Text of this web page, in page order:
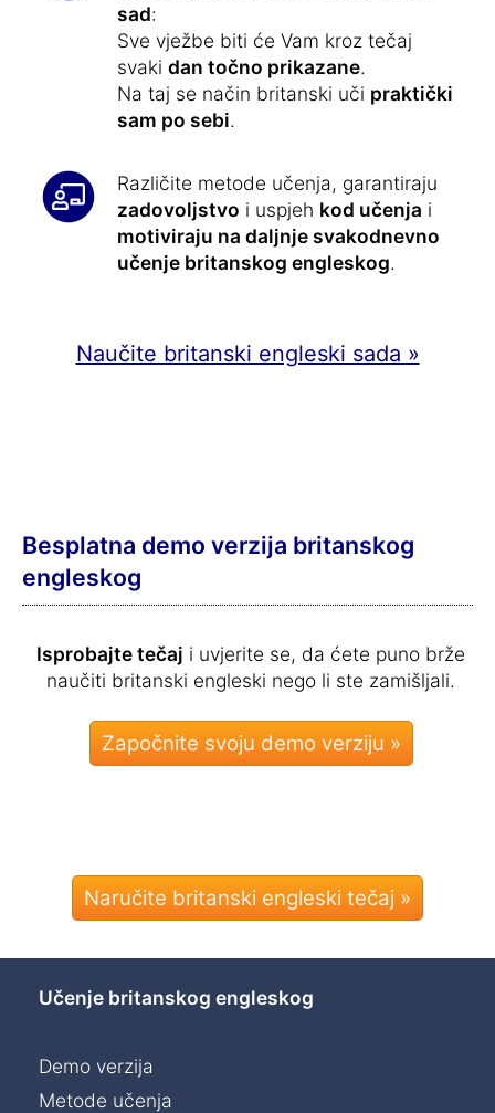
sad:
Sve vježbe biti će Vam kroz tečaj
svaki dan točno prikazane.
Na taj se način britanski uči praktički
sam po sebi.
Različite metode učenja, garantiraju
zadovoljstvo i uspjeh kod učenja i
motiviraju na daljnje svakodnevno
učenje britanskog engleskog.
Naučite britanski engleski sada »
Besplatna demo verzija britanskog
engleskog
Isprobajte tečaj i uvjerite se, da ćete puno brže
naučiti britanski engleski nego li ste zamišljali.
Naručite britanski engleski tečaj »
Učenje britanskog engleskog
Demo verzija
Metode učenja